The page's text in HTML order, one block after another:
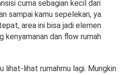
cuma sebagian kecil dari
sampai kamu sepelekan, ya.
area ini bisa jadi elemen
kenyamanan dan flow rumah
lihat-lihat rumahmu lagi. Mungkin